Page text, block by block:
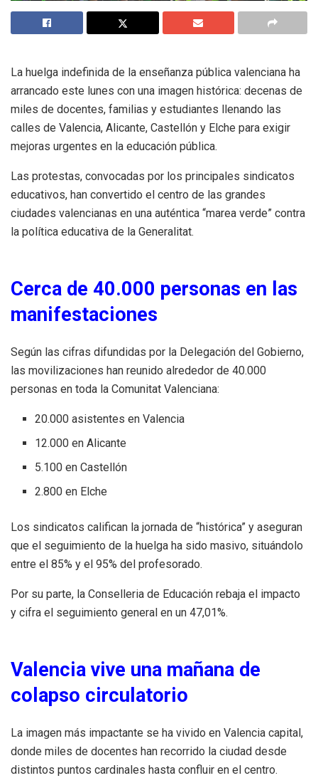
La huelga indefinida de la enseñanza pública valenciana ha
arrancado este lunes con una imagen histórica: decenas de
miles de docentes, familias y estudiantes llenando las
calles de Valencia, Alicante, Castellón y Elche para exigir
mejoras urgentes en la educación pública.
Las protestas, convocadas por los principales sindicatos
educativos, han convertido el centro de las grandes
ciudades valencianas en una auténtica “marea verde” contra
la política educativa de la Generalitat.
Cerca de 40.000 personas en las
manifestaciones
Según las cifras difundidas por la Delegación del Gobierno,
las movilizaciones han reunido alrededor de 40.000
personas en toda la Comunitat Valenciana:
20.000 asistentes en Valencia
12.000 en Alicante
5.100 en Castellón
2.800 en Elche
Los sindicatos califican la jornada de “histórica” y aseguran
que el seguimiento de la huelga ha sido masivo, situándolo
entre el 85% y el 95% del profesorado.
Por su parte, la Conselleria de Educación rebaja el impacto
y cifra el seguimiento general en un 47,01%.
Valencia vive una mañana de
colapso circulatorio
La imagen más impactante se ha vivido en Valencia capital,
donde miles de docentes han recorrido la ciudad desde
distintos puntos cardinales hasta confluir en el centro.